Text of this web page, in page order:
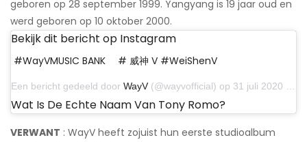
geboren op 28 september 1999. Yangyang is 19 jaar oud en
werd geboren op 10 oktober 2000.
Bekijk dit bericht op Instagram
#WayVMUSIC BANK ⠀ # 威神 V #WeiShenV
Een bericht gedeeld door WayV (@wayvofficial) op 31 juli 2020 om 4:33 uur PDT
Wat Is De Echte Naam Van Tony Romo?
VERWANT : WayV heeft zojuist hun eerste studioalbum